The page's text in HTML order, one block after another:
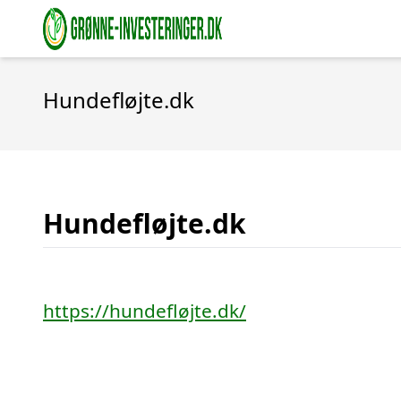
Hundefløjte.dk
Hundefløjte.dk
https://hundefløjte.dk/